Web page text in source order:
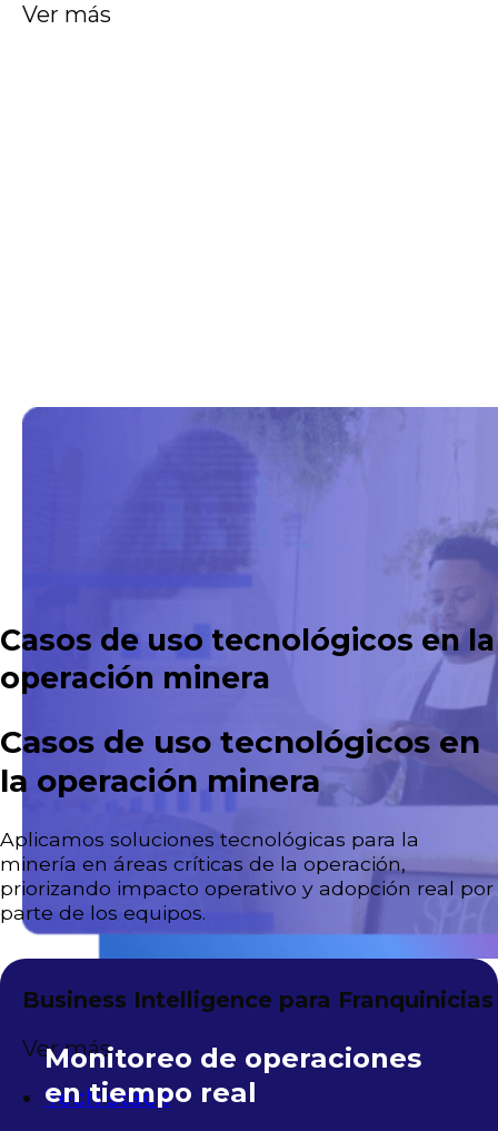
Ver más
Business Intelligence para Franquinicias
Ver más
Tech stack
Casos de uso tecnológicos en la
operación minera
Casos de uso tecnológicos en
la operación minera
Aplicamos soluciones tecnológicas para la
minería en áreas críticas de la operación,
priorizando impacto operativo y adopción real por
parte de los equipos.
Monitoreo de operaciones
en tiempo real